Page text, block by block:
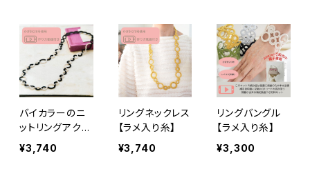
ックレスキット
バイカラーのニ
ットリングアクセ
サリー
¥3,740
リングネックレス
【ラメ入り糸】
¥3,740
リングバングル
【ラメ入り糸】
¥3,300